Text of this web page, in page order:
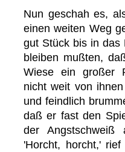
Nun geschah es,
einen weiten Weg
gut Stück bis in das
bleiben mußten,
Wiese ein großer
nicht weit von
und feindlich
daß er fast den
der Angstschweiß
'Horcht, horcht,'